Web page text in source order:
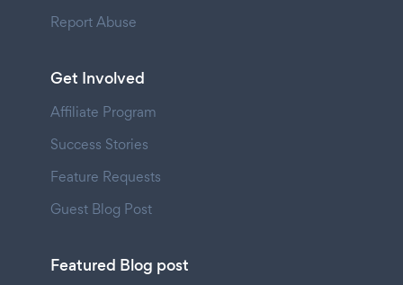
Report Abuse
Get Involved
Affiliate Program
Success Stories
Feature Requests
Guest Blog Post
Featured Blog post